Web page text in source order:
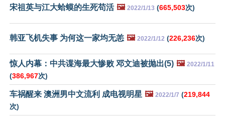
宋祖英与江大蛤蟆的生死苟活 🖼️ 2022/1/13 (665,503次)
韩亚飞机失事 为何这一家均无恙 🖼️ 2022/1/12 (226,236次)
惊人内幕：中共谍海最大惨败 邓文迪被抛出(5) 🖼️ 2022/1/11
(386,967次)
车祸醒来 澳洲男中文流利 成电视明星 🖼️ 2022/1/7 (219,844
次)